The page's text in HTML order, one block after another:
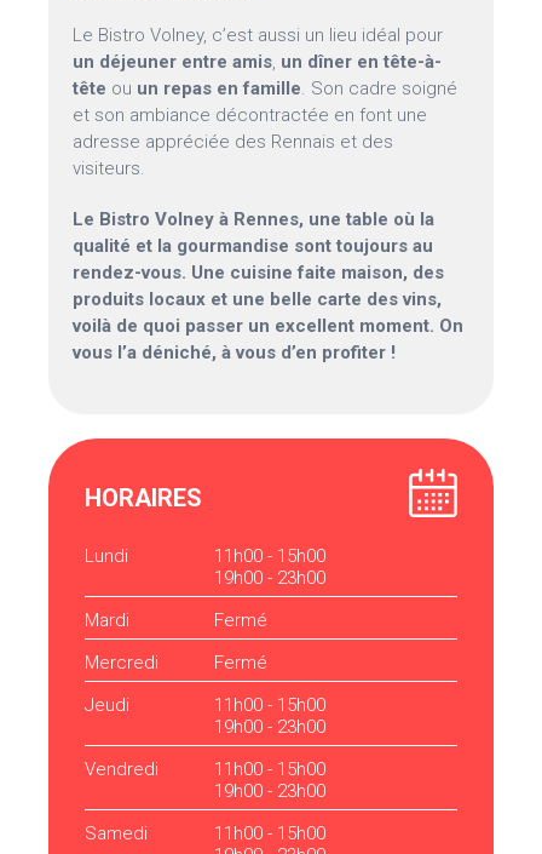
Le Bistro Volney, c’est aussi un lieu idéal pour
un déjeuner entre amis, un dîner en tête-à-
tête ou un repas en famille. Son cadre soigné
et son ambiance décontractée en font une
adresse appréciée des Rennais et des
visiteurs.
Le Bistro Volney à Rennes, une table où la
qualité et la gourmandise sont toujours au
rendez-vous. Une cuisine faite maison, des
produits locaux et une belle carte des vins,
voilà de quoi passer un excellent moment. On
vous l’a déniché, à vous d’en profiter !
HORAIRES
Lundi
11h00 - 15h00
19h00 - 23h00
Mardi
Fermé
Mercredi
Fermé
Jeudi
11h00 - 15h00
19h00 - 23h00
Vendredi
11h00 - 15h00
19h00 - 23h00
Samedi
11h00 - 15h00